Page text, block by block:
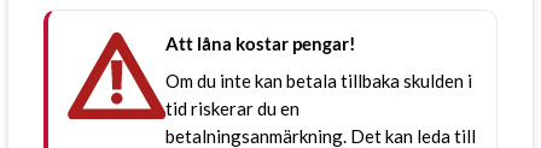
Att låna kostar pengar!
Om du inte kan betala tillbaka skulden i
tid riskerar du en
betalningsanmärkning. Det kan leda till